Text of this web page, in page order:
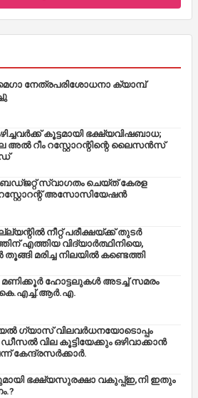
നേത്രപരിശോധനാ ക്യാമ്പ്
കൂട്ടമായി ഭക്ഷ്യവിഷബാധ;
അൽ റീം റസ്റ്റോറന്റിന്റെ ലൈസൻസ്
സ്വാഗതം ചെയ്ത് കേരള
അസോസിയേഷൻ
നീറ്റ് പരീക്ഷയ്ക്ക് തുടർ
എത്തിയ വിദ്യാർത്ഥിനിയെ,
മരിച്ച നിലയിൽ കണ്ടെത്തി
മണിക്കൂർ ഹോട്ടലുകൾ അടച്ച് സമരം
ഗ്യാസ് വിലവർധനയോടൊപ്പം
വില കൂട്ടിയേക്കും ഒഴിവാക്കാന്‍
കേന്ദ്രസര്‍ക്കാര്‍.
ഭക്ഷ്യസുരക്ഷാ വകുപ്പ്ഇ,നി ഇതും